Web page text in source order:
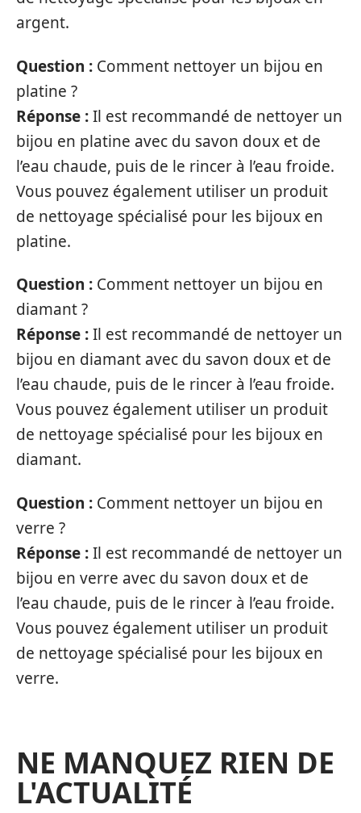
argent.
Question : Comment nettoyer un bijou en
platine ?
Réponse :Il est recommandé de nettoyer un
bijou en platine avec du savon doux et de
l’eau chaude, puis de le rincer à l’eau froide.
Vous pouvez également utiliser un produit
de nettoyage spécialisé pour les bijoux en
platine.
Question : Comment nettoyer un bijou en
diamant ?
Réponse :Il est recommandé de nettoyer un
bijou en diamant avec du savon doux et de
l’eau chaude, puis de le rincer à l’eau froide.
Vous pouvez également utiliser un produit
de nettoyage spécialisé pour les bijoux en
diamant.
Question : Comment nettoyer un bijou en
verre ?
Réponse :Il est recommandé de nettoyer un
bijou en verre avec du savon doux et de
l’eau chaude, puis de le rincer à l’eau froide.
Vous pouvez également utiliser un produit
de nettoyage spécialisé pour les bijoux en
verre.
NE MANQUEZ RIEN DE
L'ACTUALITÉ